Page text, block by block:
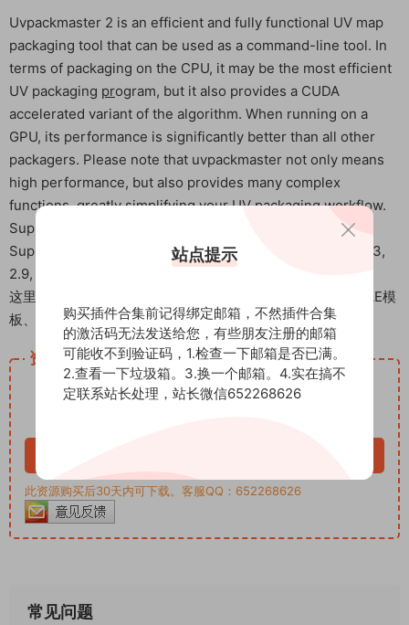
Uvpackmaster 2 is an efficient and fully functional UV map
packaging tool that can be used as a command-line tool. In
terms of packaging on the CPU, it may be the most efficient
UV packaging program, but it also provides a CUDA
accelerated variant of the algorithm. When running on a
GPU, its performance is significantly better than all other
packagers. Please note that uvpackmaster not only means
high performance, but also provides many complex
functions, greatly simplifying your UV packaging workflow.
Support blender 2.8+
Supported software versions:Blender 2.8, 2.81, 2.82, 2.83,
2.9, 2.91, 2.92, 2.93, 3.0, 3.1, 3.2, 3.3, 3.4, 3.5
这里是后期屋资源站，欢迎您来后期屋下载影视后期资源（AE模
板、PR模板、音视频频素材各种插件等）
资源下载
下载价格 12积分
此资源购买后30天内可下载。客服QQ：652268626
常见问题
站点提示
购买插件合集前记得绑定邮箱，不然插件合集
的激活码无法发送给您，有些朋友注册的邮箱
可能收不到验证码，1.检查一下邮箱是否已满。
2.查看一下垃圾箱。3.换一个邮箱。4.实在搞不
定联系站长处理，站长微信652268626